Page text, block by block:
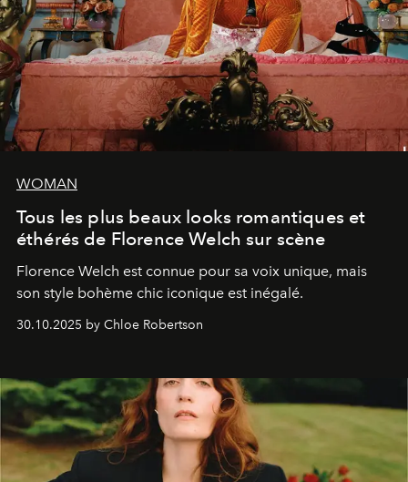
WOMAN
Tous les plus beaux looks romantiques et
éthérés de Florence Welch sur scène
Florence Welch est connue pour sa voix unique, mais
son style bohème chic iconique est inégalé.
30.10.2025 by Chloe Robertson